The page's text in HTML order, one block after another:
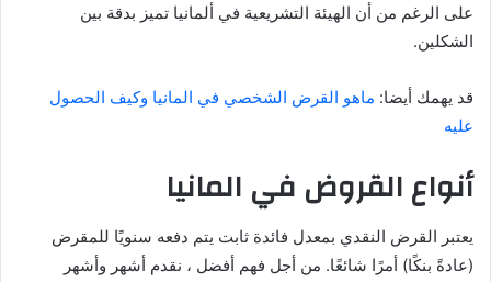
على الرغم من أن الهيئة التشريعية في ألمانيا تميز بدقة بين
الشكلين.
قد يهمك أيضا: ماهو القرض الشخصي في المانيا وكيف الحصول
عليه
أنواع القروض في المانيا
يعتبر القرض النقدي بمعدل فائدة ثابت يتم دفعه سنويًا للمقرض
(عادةً بنكًا) أمرًا شائعًا. من أجل فهم أفضل ، نقدم أشهر وأشهر